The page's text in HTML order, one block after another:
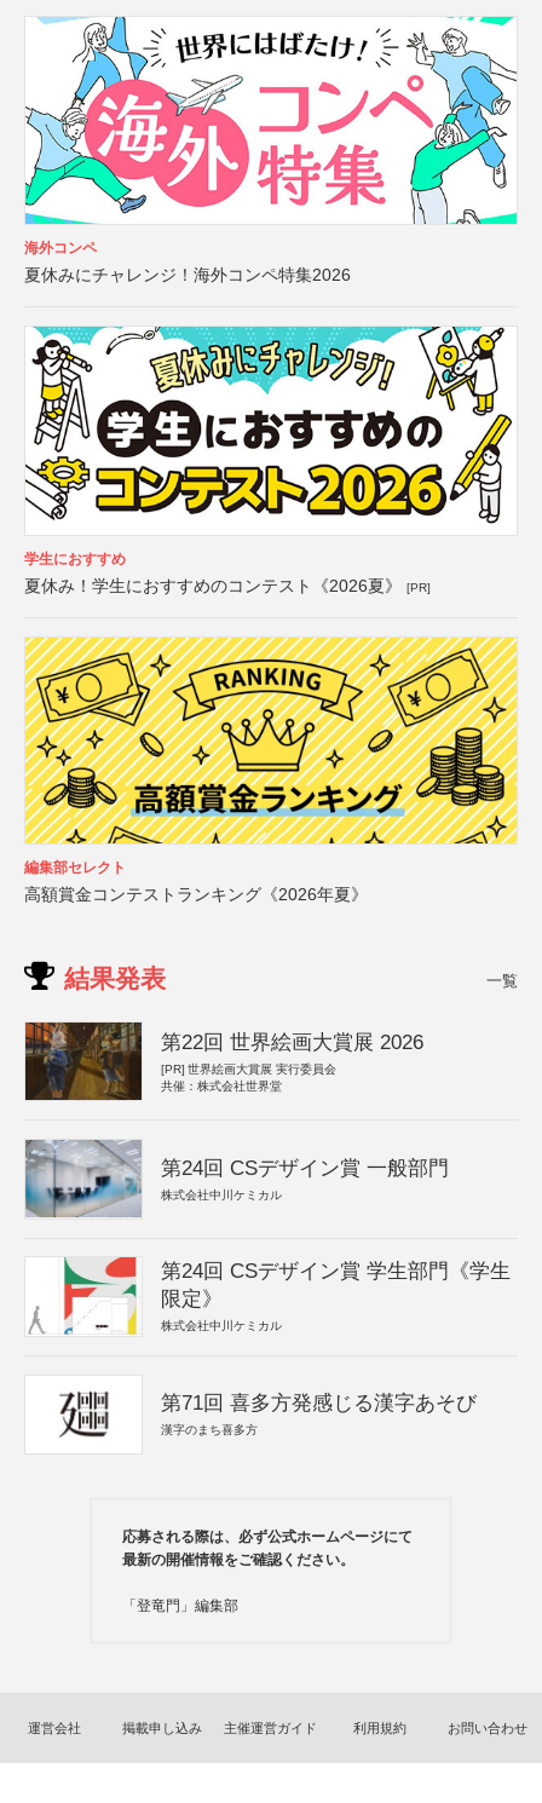
海外コンペ
夏休みにチャレンジ！海外コンペ特集2026
学生におすすめ
夏休み！学生におすすめのコンテスト《2026夏》 [PR]
編集部セレクト
高額賞金コンテストランキング《2026年夏》
結果発表 一覧
第22回 世界絵画大賞展 2026
[PR] 世界絵画大賞展 実行委員会
共催：株式会社世界堂
第24回 CSデザイン賞 一般部門
株式会社中川ケミカル
第24回 CSデザイン賞 学生部門《学生
限定》
株式会社中川ケミカル
第71回 喜多方発感じる漢字あそび
漢字のまち喜多方
応募される際は、必ず公式ホームページにて
最新の開催情報をご確認ください。
「登竜門」編集部
運営会社 掲載申し込み 主催運営ガイド 利用規約 お問い合わせ